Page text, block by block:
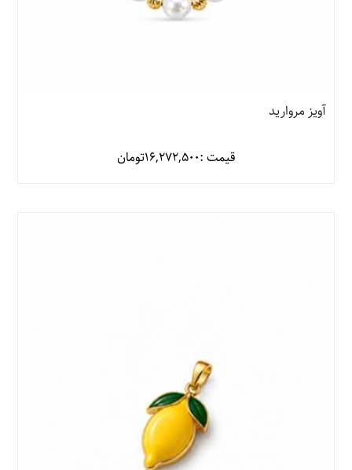
آویز مروارید
قیمت :16,272,500تومان